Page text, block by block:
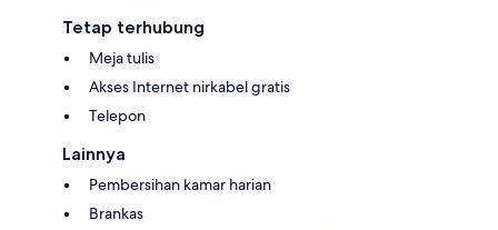
Tetap terhubung
Meja tulis
Akses Internet nirkabel gratis
Telepon
Lainnya
Pembersihan kamar harian
Brankas